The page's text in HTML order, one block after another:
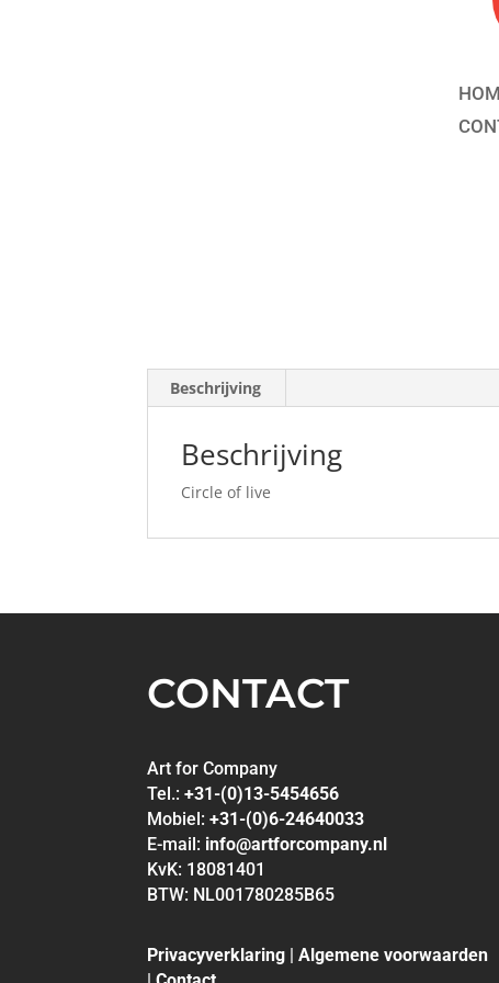
Beschrijving
Beschrijving
Circle of live
CONTACT
Art for Company
Tel.:+31-(0)13-5454656
Mobiel:+31-(0)6-24640033
E-mail: info@artforcompany.nl
KvK: 18081401
BTW: NL001780285B65
Privacyverklaring |Algemene voorwaarden